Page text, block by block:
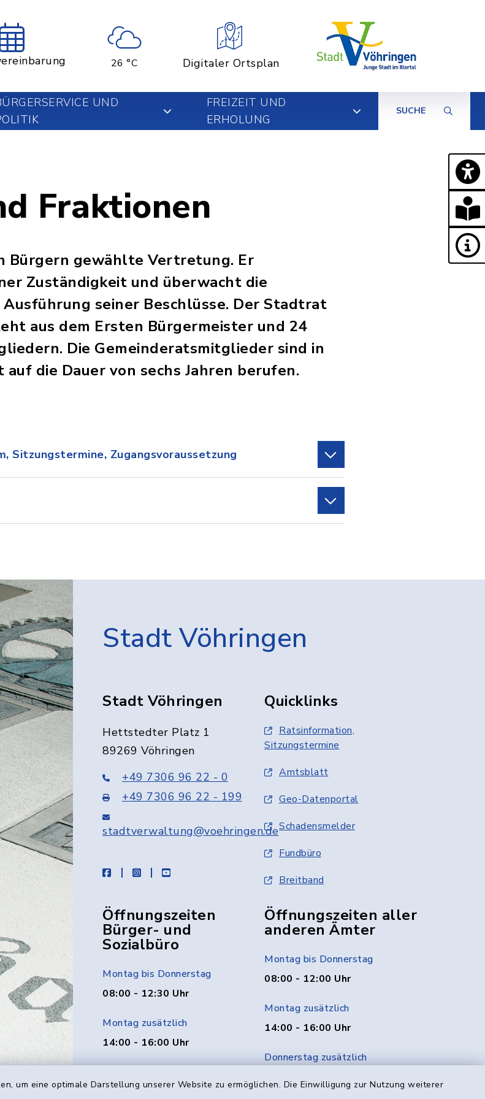
um eine optimale Darstellung unserer Website zu ermöglichen. Die Einwilligung zur Nutzung weiterer
26 °C Digitaler Ortsplan
UND
FREIZEIT UND
ERHOLUNG
SUCHE
Fraktionen
Bürgern gewählte Vertretung. Er
Zuständigkeit und überwacht die
seiner Beschlüsse. Der Stadtrat
aus dem Ersten Bürgermeister und 24
Die Gemeinderatsmitglieder sind in
die Dauer von sechs Jahren berufen.
Sitzungstermine, Zugangsvoraussetzung
Stadt Vöhringen
Stadt Vöhringen
Hettstedter Platz 1
89269 Vöhringen
+49 7306 96 22 - 0
+49 7306 96 22 - 199
stadtverwaltung@voehringen.de
facebookinstagramyoutube
Quicklinks
Ratsinformation,
Sitzungstermine
Amtsblatt
Geo-Datenportal
Schadensmelder
Fundbüro
Breitband
Öffnungszeiten
Bürger- und
Sozialbüro
Montag bis Donnerstag
08:00 - 12:30 Uhr
Montag zusätzlich
14:00 - 16:00 Uhr
14:00 - 18:00 Uhr
Öffnungszeiten aller
anderen Ämter
Montag bis Donnerstag
08:00 - 12:00 Uhr
Montag zusätzlich
14:00 - 16:00 Uhr
Donnerstag zusätzlich